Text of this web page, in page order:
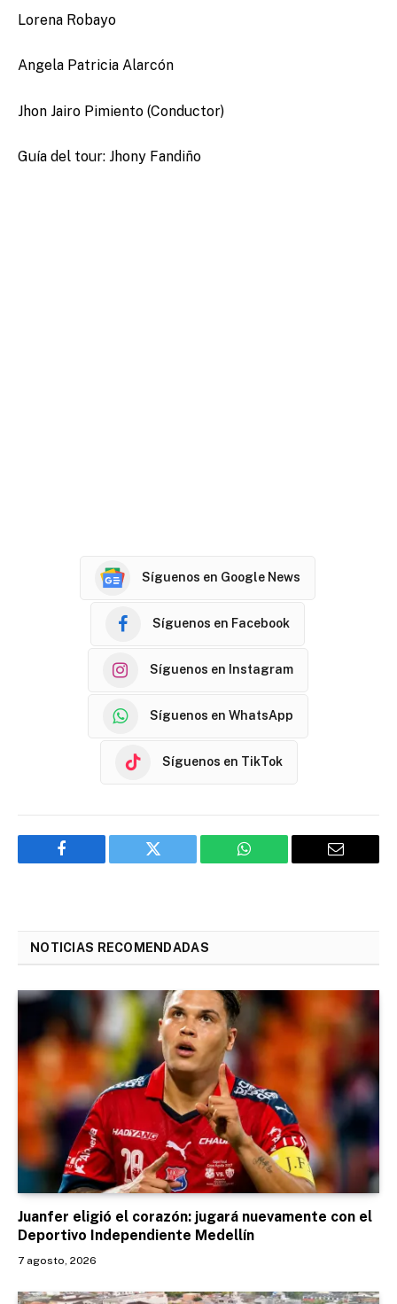
Lorena Robayo
Angela Patricia Alarcón
Jhon Jairo Pimiento (Conductor)
Guía del tour: Jhony Fandiño
Síguenos en Google News
Síguenos en Facebook
Síguenos en Instagram
Síguenos en WhatsApp
Síguenos en TikTok
Facebook Twitter WhatsApp Email
NOTICIAS RECOMENDADAS
Juanfer eligió el corazón: jugará nuevamente con el
Deportivo Independiente Medellín
7 agosto, 2026